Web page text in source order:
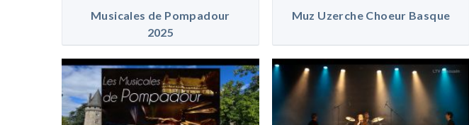
Musicales de Pompadour
2025
Muz Uzerche Choeur Basque